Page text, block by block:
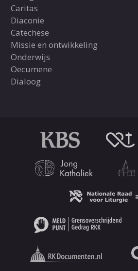
Caritas
Diaconie
Catechese
Missie en ontwikkeling
Onderwijs
Oecumene
Dialoog